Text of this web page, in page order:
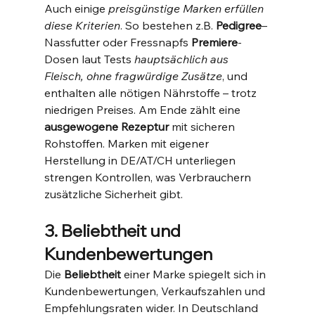
Auch einige preisgünstige Marken erfüllen
diese Kriterien. So bestehen z.B. Pedigree–
Nassfutter oder Fressnapfs Premiere-
Dosen laut Tests hauptsächlich aus
Fleisch, ohne fragwürdige Zusätze, und
enthalten alle nötigen Nährstoffe​ – trotz
niedrigen Preises. Am Ende zählt eine
ausgewogene Rezeptur mit sicheren
Rohstoffen. Marken mit eigener
Herstellung in DE/AT/CH unterliegen
strengen Kontrollen, was Verbrauchern
zusätzliche Sicherheit gibt.
3. Beliebtheit und
Kundenbewertungen
Die Beliebtheit einer Marke spiegelt sich in
Kundenbewertungen, Verkaufszahlen und
Empfehlungsraten wider. In Deutschland